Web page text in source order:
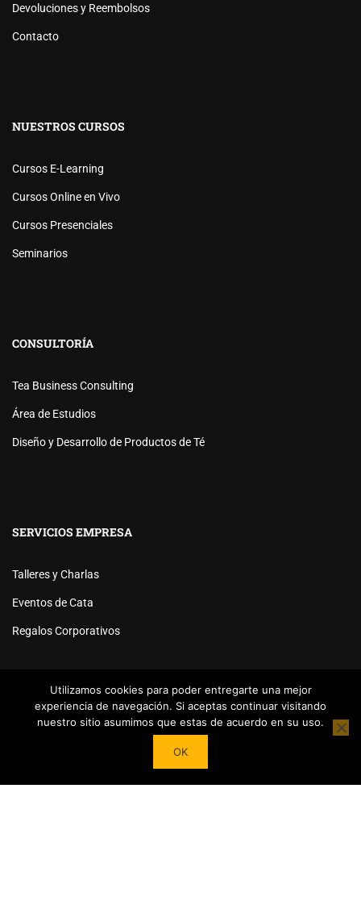
Devoluciones y Reembolsos
Contacto
NUESTROS CURSOS
Cursos E-Learning
Cursos Online en Vivo
Cursos Presenciales
Seminarios
CONSULTORÍA
Tea Business Consulting
Área de Estudios
Diseño y Desarrollo de Productos de Té
SERVICIOS EMPRESA
Talleres y Charlas
Eventos de Cata
Regalos Corporativos
Powered byTea Institute Latinoamérica ® 2026. Todos Los
Utilizamos cookies para poder entregarte una mejor
experiencia de navegación. Si aceptas continuar visitando
nuestro sitio asumimos que estas de acuerdo en su uso.
OK